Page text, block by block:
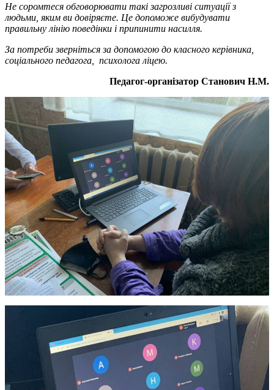
Не соромтеся обговорювати такі загрозливі ситуації з
людьми, яким ви довіряєте. Це допоможе вибудувати
правильну лінію поведінки і припинити насилля.
За потреби зверніться за допомогою до класного керівника,
соціального педагога, психолога ліцею.
Педагог-організатор Станович Н.М.